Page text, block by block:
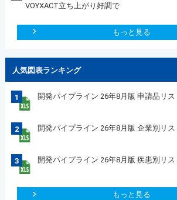
VOYXACT立ち上がり好調で
もっと見る
人気図表ランキング
1 開発パイプライン 26年8月版 申請品リス
2 開発パイプライン 26年8月版 企業別リス
3 開発パイプライン 26年8月版 疾患別リス
もっと見る